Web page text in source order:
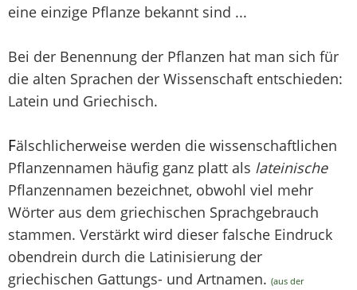
eine einzige Pflanze bekannt sind ...
Bei der Benennung der Pflanzen hat man sich für
die alten Sprachen der Wissenschaft entschieden:
Latein und Griechisch.
Fälschlicherweise werden die wissenschaftlichen
Pflanzennamen häufig ganz platt als lateinische
Pflanzennamen bezeichnet, obwohl viel mehr
Wörter aus dem griechischen Sprachgebrauch
stammen. Verstärkt wird dieser falsche Eindruck
obendrein durch die Latinisierung der
griechischen Gattungs- und Artnamen. (aus der